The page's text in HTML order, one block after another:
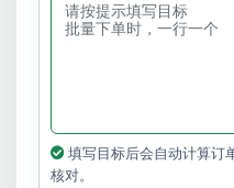
填写目标后会自动计算订
核对。